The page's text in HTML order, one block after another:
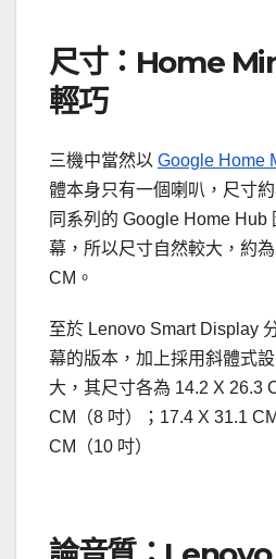
尺寸：Home
輕巧
三機中當然以 Google Home
體本身只有一個喇叭，尺寸
同系列的 Google Home Hub
幕，所以尺寸自然較大，約
CM。
至於 Lenovo Smart Display
幕的版本，加上採用斜體式
大，其尺寸各為 14.2 X 26.3
CM（8 吋）；17.4 X 31.1
CM（10 吋）